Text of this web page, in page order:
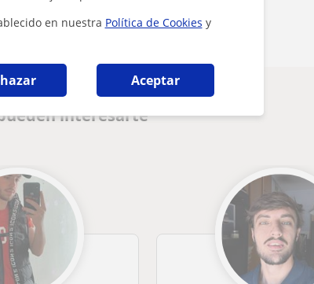
en nuestra Política de Cookies y
Aceptar
interesarte